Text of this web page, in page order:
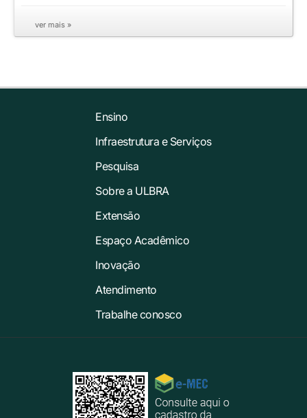
ver mais »
Ensino
Infraestrutura e Serviços
Pesquisa
Sobre a ULBRA
Extensão
Espaço Acadêmico
Inovação
Atendimento
Trabalhe conosco